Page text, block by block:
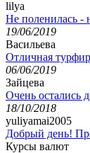
lilya
Не поленилась -
19/06/2019
Васильева
Отличная
06/06/2019
Зайцева
Очень остались
18/10/2018
yuliyamai2005
Добрый день!
Курсы валют